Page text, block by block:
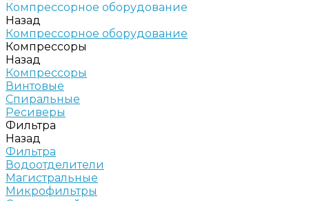
Компрессорное оборудование
Назад
Компрессорное оборудование
Компрессоры
Назад
Компрессоры
Винтовые
Спиральные
Ресиверы
Фильтра
Назад
Фильтра
Водоотделители
Магистральные
Микрофильтры